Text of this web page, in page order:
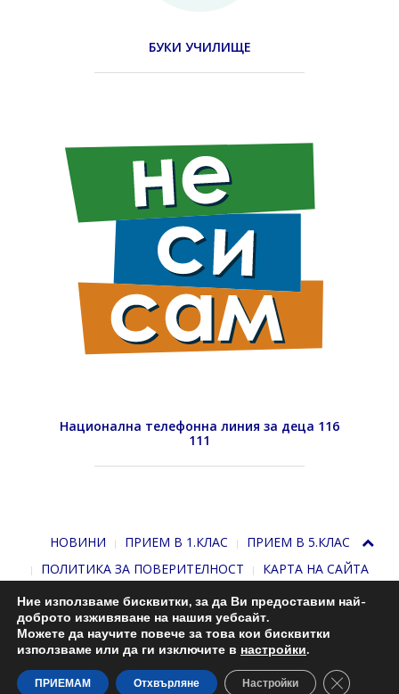
БУКИ УЧИЛИЩЕ
Национална телефонна линия за деца 116
111
НОВИНИ ПРИЕМ В 1.КЛАС
ПРИЕМ В 5.КЛАС
ПОЛИТИКА ЗА ПОВЕРИТЕЛНОСТ
КАРТА НА САЙТА
С подкрепата наНиколай Комнев. 2013-2026
Ние използваме бисквитки, за да Ви предоставим най-
доброто изживяване на нашия уебсайт.
Можете да научите повече за това кои бисквитки
използваме или да ги изключите в настройки.
ПРИЕМАМ Отхвърляне Настройки Close